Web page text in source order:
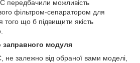
передбачили можливість
фільтром-сепаратором для
того що б підвищити якість
заправного модуля
не залежно від обраної вами моделі,